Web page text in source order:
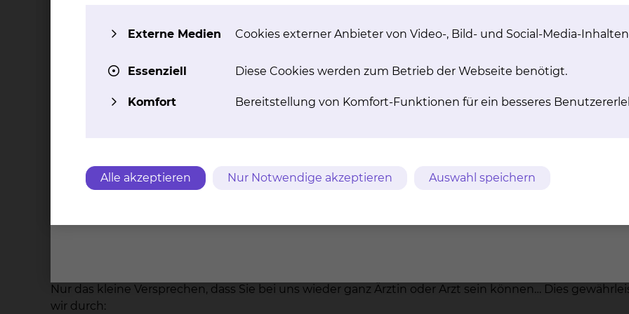
Wir gewähren eine monatliche Aufwandsentschädigung in Höhe von 534,00 Euro, sofern ein
Wenn Sie eine eigene Wohnung haben (oder WG), erhalten Sie eine Aufwandentschädigung in
von 855,00 Euro Brutto / Monat
wir bieten Ihnen eine kostenlose Unterkunft in Kliniknähe
Arbeitsantritt und Nachhauseweg. Diese können Sie auch am Wochenende nutzen. Sie gelten
Nur das kleine Versprechen, dass Sie bei uns wieder ganz Ärztin oder Arzt sein können… Dies
wir durch:
Externe Medien Cookies externer Anbieter von Video-, Bild- und Social-Media-
Essenziell Diese Cookies werden zum Betrieb der Webseite benötigt.
Komfort Bereitstellung von Komfort-Funktionen für ein besseres
Alle akzeptieren Nur Notwendige akzeptieren Auswahl speichern